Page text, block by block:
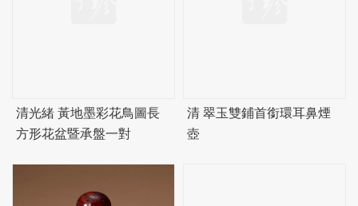
清光緒 黃地墨彩花鳥圖長
方形花盆暨承盤一對
清 翠玉雙鋪首銜環耳鼻煙
壺